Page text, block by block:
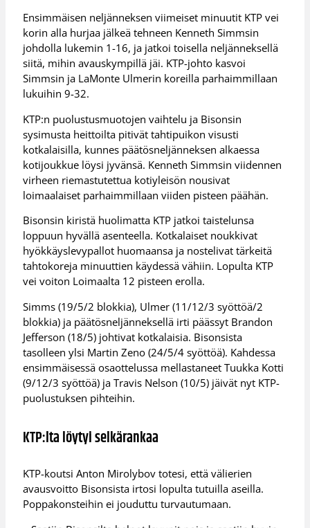
Ensimmäisen neljänneksen viimeiset minuutit KTP vei
korin alla hurjaa jälkeä tehneen Kenneth Simmsin
johdolla lukemin 1-16, ja jatkoi toisella neljänneksellä
siitä, mihin avauskympillä jäi. KTP-johto kasvoi
Simmsin ja LaMonte Ulmerin koreilla parhaimmillaan
lukuihin 9-32.
KTP:n puolustusmuotojen vaihtelu ja Bisonsin
sysimusta heittoilta pitivät tahtipuikon visusti
kotkalaisilla, kunnes päätösneljänneksen alkaessa
kotijoukkue löysi jyvänsä. Kenneth Simmsin viidennen
virheen riemastutettua kotiyleisön nousivat
loimaalaiset parhaimmillaan viiden pisteen päähän.
Bisonsin kiristä huolimatta KTP jatkoi taistelunsa
loppuun hyvällä asenteella. Kotkalaiset noukkivat
hyökkäyslevypallot huomaansa ja nostelivat tärkeitä
tahtokoreja minuuttien käydessä vähiin. Lopulta KTP
vei voiton Loimaalta 12 pisteen erolla.
Simms (19/5/2 blokkia), Ulmer (11/12/3 syöttöä/2
blokkia) ja päätösneljänneksellä irti päässyt Brandon
Jefferson (18/5) johtivat kotkalaisia. Bisonsista
tasolleen ylsi Martin Zeno (24/5/4 syöttöä). Kahdessa
ensimmäisessä osaottelussa mellastaneet Tuukka Kotti
(9/12/3 syöttöä) ja Travis Nelson (10/5) jäivät nyt KTP-
puolustuksen pihteihin.
KTP:lta löytyi selkärankaa
KTP-koutsi Anton Mirolybov totesi, että välierien
avausvoitto Bisonsista irtosi lopulta tutuilla aseilla.
Poppakonsteihin ei jouduttu turvautumaan.